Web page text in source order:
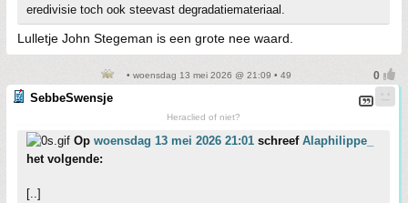
eredivisie toch ook steevast degradatiemateriaal.
Lulletje John Stegeman is een grote nee waard.
• woensdag 13 mei 2026 @ 21:09 • 49
SebbeSwensje
Heraclied of niet?
Op woensdag 13 mei 2026 21:01 schreef Alaphilippe_
het volgende:
[..]